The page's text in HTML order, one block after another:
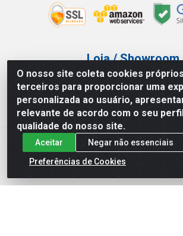
O nosso site coleta cookies
terceiros para proporcionar uma
personalizada ao usuário,
relevante de acordo com o seu
qualidade do nosso site.
Aceitar
Negar não essenciais
Preferências de Cookies
Loja / Showroom
Tel.: (11) 3227-0546
Av Vautier, 587/597 - Pari - São
Atef Distribuidora LTDA - Av. Vautier, 585/
Paulo/SP - CEP 03.032-000 - CNPJ